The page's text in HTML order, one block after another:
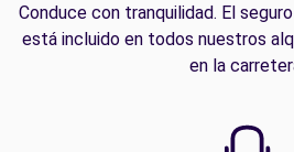
Conduce con tranquilidad. El
está incluido en todos nuestros
en la